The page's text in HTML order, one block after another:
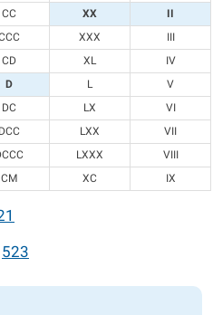
CC XX
II
XXX
III
CD XL
IV
D L
V
DC LX
VI
DCC LXX
VII
LXXX
VIII
CM XC IX
523